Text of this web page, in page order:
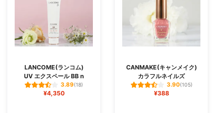
LANCOME(ランコム)
UV エクスペール BB n
3.89(18)
¥4,350
CANMAKE(キャンメイク)
カラフルネイルズ
3.90(105)
¥388